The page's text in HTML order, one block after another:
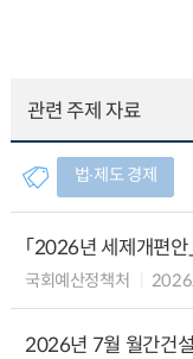
관련 주제 자료
법∙제도 경제
「2026년 세제개편안
국회예산정책처
2026년 7월 월간건